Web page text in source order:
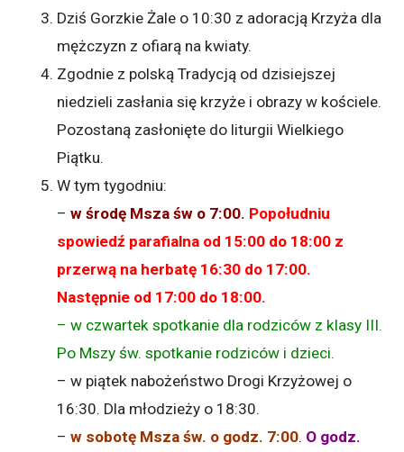
Dziś Gorzkie Żale o 10:30 z adoracją Krzyża dla
mężczyzn z ofiarą na kwiaty.
Zgodnie z polską Tradycją od dzisiejszej
niedzieli zasłania się krzyże i obrazy w kościele.
Pozostaną zasłonięte do liturgii Wielkiego
Piątku.
W tym tygodniu:
–w środę Msza św o 7:00. Popołudniu
spowiedź parafialna od 15:00 do 18:00 z
przerwą na herbatę 16:30 do 17:00.
Następnie od 17:00 do 18:00.
– w czwartek spotkanie dla rodziców z klasy III.
Po Mszy św. spotkanie rodziców i dzieci.
– w piątek nabożeństwo Drogi Krzyżowej o
16:30. Dla młodzieży o 18:30.
–w sobotę Msza św. o godz. 7:00. O godz.